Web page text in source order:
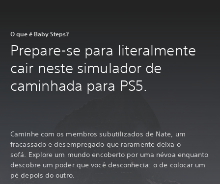
O que é Baby Steps?
Prepare-se para literalmente
cair neste simulador de
caminhada para PS5.
Caminhe com os membros subutilizados de Nate, um
fracassado e desempregado que raramente deixa o
sofá. Explore um mundo encoberto por uma névoa enquanto
descobre um poder que você desconhecia: o de colocar um
pé depois do outro.